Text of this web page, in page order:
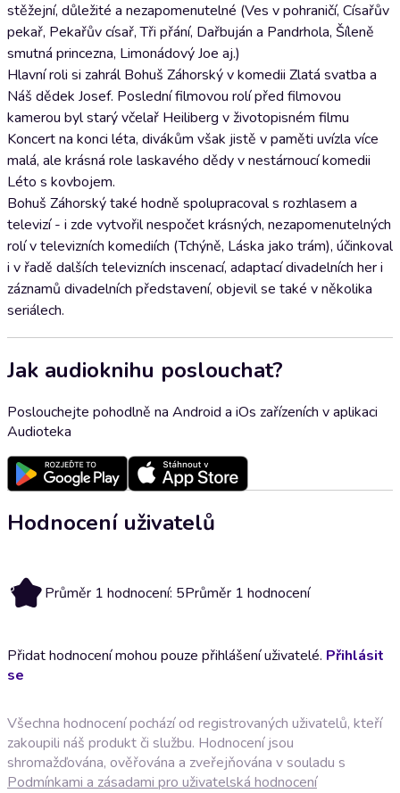
stěžejní, důležité a nezapomenutelné (Ves v pohraničí, Císařův
pekař, Pekařův císař, Tři přání, Dařbuján a Pandrhola, Šíleně
smutná princezna, Limonádový Joe aj.)
Hlavní roli si zahrál Bohuš Záhorský v komedii Zlatá svatba a
Náš dědek Josef. Poslední filmovou rolí před filmovou
kamerou byl starý včelař Heiliberg v životopisném filmu
Koncert na konci léta, divákům však jistě v paměti uvízla více
malá, ale krásná role laskavého dědy v nestárnoucí komedii
Léto s kovbojem.
Bohuš Záhorský také hodně spolupracoval s rozhlasem a
televizí - i zde vytvořil nespočet krásných, nezapomenutelných
rolí v televizních komediích (Tchýně, Láska jako trám), účinkoval
i v řadě dalších televizních inscenací, adaptací divadelních her i
záznamů divadelních představení, objevil se také v několika
seriálech.
Jak audioknihu poslouchat?
Poslouchejte pohodlně na Android a iOs zařízeních v aplikaci
Audioteka
Hodnocení uživatelů
5 Průměr 1 hodnocení: 5Průměr 1 hodnocení
Přidat hodnocení mohou pouze přihlášení uživatelé. Přihlásit
se
Všechna hodnocení pochází od registrovaných uživatelů, kteří
zakoupili náš produkt či službu. Hodnocení jsou
shromažďována, ověřována a zveřejňována v souladu s
Podmínkami a zásadami pro uživatelská hodnocení